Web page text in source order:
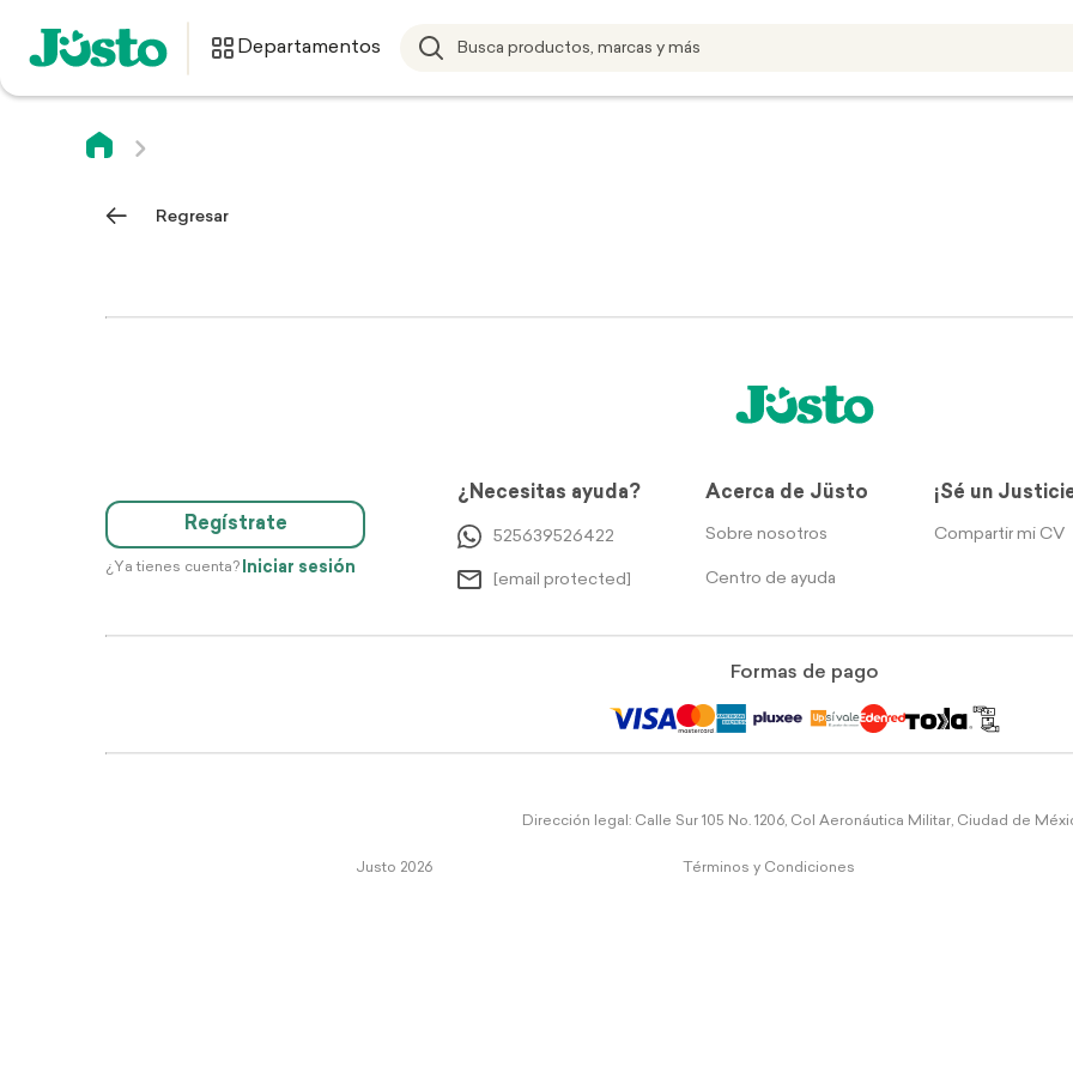
Departamentos
Regresar
Regístrate
¿Ya tienes cuenta? Iniciar sesión
¿Necesitas ayuda?
525639526422
[email protected]
Acerca de Jüsto
Sobre nosotros
Centro de ayuda
¡Sé un
Compartir mi CV
Formas de pago
Dirección legal: Calle Sur 105 No. 1206, Col Aeronáutica Militar, Ciudad de
Justo 2026 Términos y Condiciones